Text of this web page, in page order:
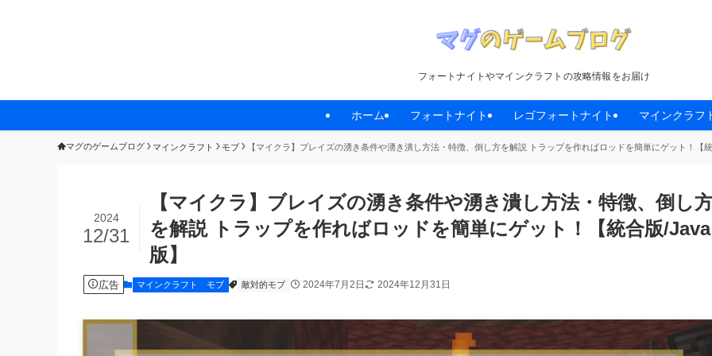
フォートナイトやマインクラフトの攻略情報をお届け
ホーム フォートナイト レゴフォートナイト マインクラフ
マグのゲームブログ マインクラフト モブ 【マイクラ】ブレイズの湧き条件や湧き潰し方法・特徴、倒し方を解説 トラップを作ればロッドを簡単にゲット！【
【マイクラ】ブレイズの湧き条件や湧き潰し方法・特徴、倒し
を解説 トラップを作ればロッドを簡単にゲット！【統合版/Java
版】
2024
12/31
広告 マインクラフト モブ 敵対的モブ 2024年7月2日 2024年12月31日